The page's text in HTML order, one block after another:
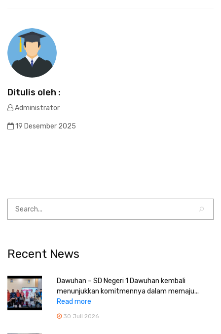
Ditulis oleh :
Administrator
19 Desember 2025
Recent News
Dawuhan – SD Negeri 1 Dawuhan kembali
menunjukkan komitmennya dalam memaju...
Read more
30 Juli 2026